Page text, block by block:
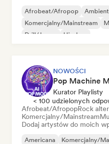
Afrobeat/Afropop Ambient
Komercjalny/Mainstream
Drill/Jersey
Hip-hop
NOWOŚCI
Kurator Playlisty
< 100 udzielonych
Afrobeat/AfropopRock
Komercjalny/Mainstream
Dodaj artystów do moich
Americana Komercjalny/